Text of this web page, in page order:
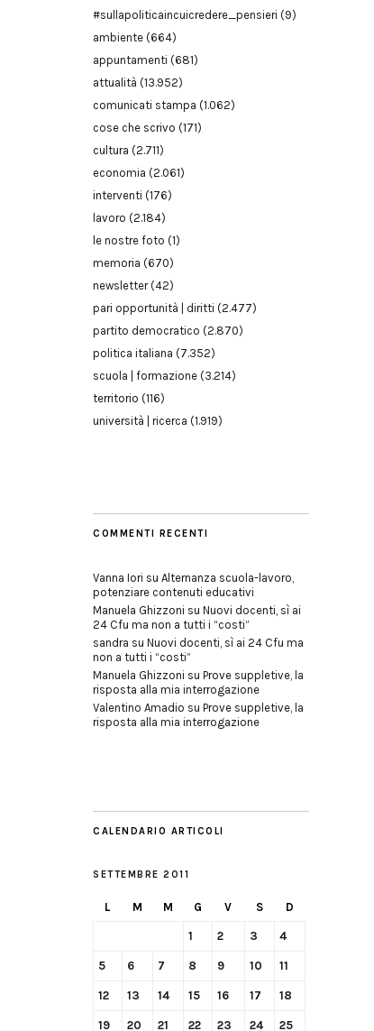
#sullapoliticaincuicredere_pensieri (9)
ambiente (664)
appuntamenti (681)
attualità (13.952)
comunicati stampa (1.062)
cose che scrivo (171)
cultura (2.711)
economia (2.061)
interventi (176)
lavoro (2.184)
le nostre foto (1)
memoria (670)
newsletter(42)
pari opportunità | diritti (2.477)
partito democratico (2.870)
politica italiana (7.352)
scuola | formazione (3.214)
territorio (116)
università | ricerca (1.919)
COMMENTI RECENTI
Vanna Iori su Alternanza scuola-lavoro,
potenziare contenuti educativi
Manuela Ghizzoni su Nuovi docenti, sì ai
24 Cfu ma non a tutti i “costi”
sandra su Nuovi docenti, sì ai 24 Cfu ma
non a tutti i “costi”
Manuela Ghizzoni su Prove suppletive, la
risposta alla mia interrogazione
Valentino Amadio su Prove suppletive, la
risposta alla mia interrogazione
CALENDARIO ARTICOLI
SETTEMBRE 2011
L M M G V S D
1 2 3 4
5 6 7 8 9 10 11
12 13 14 15 16 17 18
19 20 21 22 23 24 25